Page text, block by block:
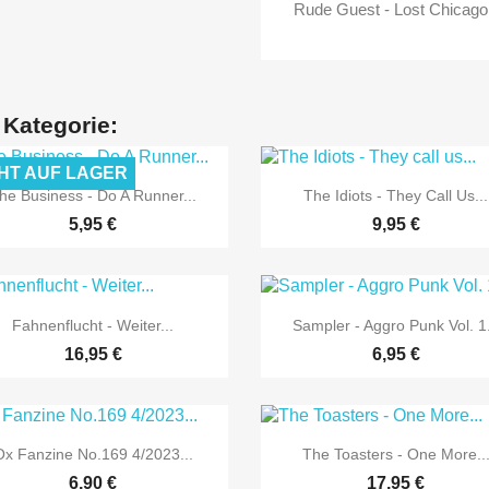
Rude Guest - Lost
 Vorschau
Business - Do A Runner...
5,95 €
AUF LAGER
 Vorschau
The Idiots - They Call Us...
9,95 €
 Vorschau
Fahnenflucht - Weiter...
16,95 €
 Vorschau
Sampler - Aggro Punk Vol.
6,95 €
 Vorschau
Fanzine No.169 4/2023...
6,90 €
 Vorschau
The Toasters - One More...
17,95 €